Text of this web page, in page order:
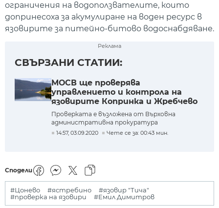
ограничения на водоползвателите, които
допринесоха за акумулиране на воден ресурс в
язовирите за питейно-битово водоснабдяване.
Реклама
СВЪРЗАНИ СТАТИИ:
МОСВ ще проверява
управлението и контрола на
язовирите Копринка и Жребчево
Проверката е възложена от Върховна
административна прокуратура
14:57, 03.09.2020 Чете се за: 00:43 мин.
Сподели
#Цонево #ястребино
#язовир "Тича"
#проверка на язовири
#Емил Димитров